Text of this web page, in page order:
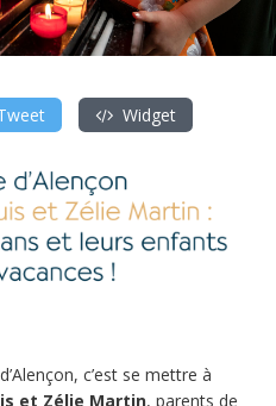
Widget
c’est se mettre à
et Zélie Martin, parents de